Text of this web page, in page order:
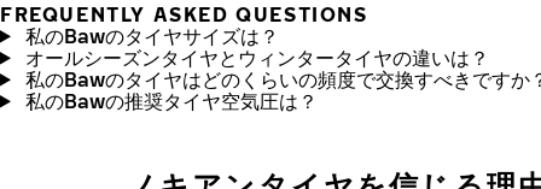
FREQUENTLY ASKED QUESTIONS
私のBawのタイヤサイズは？
オールシーズンタイヤとウィンタータイヤの違いは？
私のBawのタイヤはどのくらいの頻度で交換すべきですか
私のBawの推奨タイヤ空気圧は？